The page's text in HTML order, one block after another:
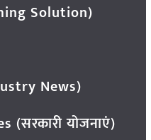
Solution)
News)
(सरकारी योजनाएं)